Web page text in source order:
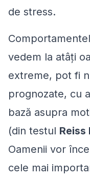
de stress.
vedem la atâți
extreme, pot fi
prognozate, cu
bază asupra
(din testul
Oamenii vor
cele mai